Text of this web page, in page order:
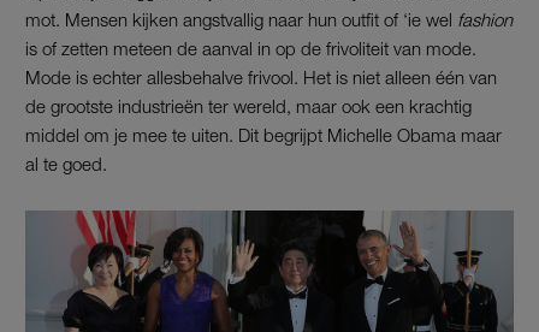
mot. Mensen kijken angstvallig naar hun outfit of ‘ie wel fashion
is of zetten meteen de aanval in op de frivoliteit van mode.
Mode is echter allesbehalve frivool. Het is niet alleen één van
de grootste industrieën ter wereld, maar ook een krachtig
middel om je mee te uiten. Dit begrijpt Michelle Obama maar
al te goed.